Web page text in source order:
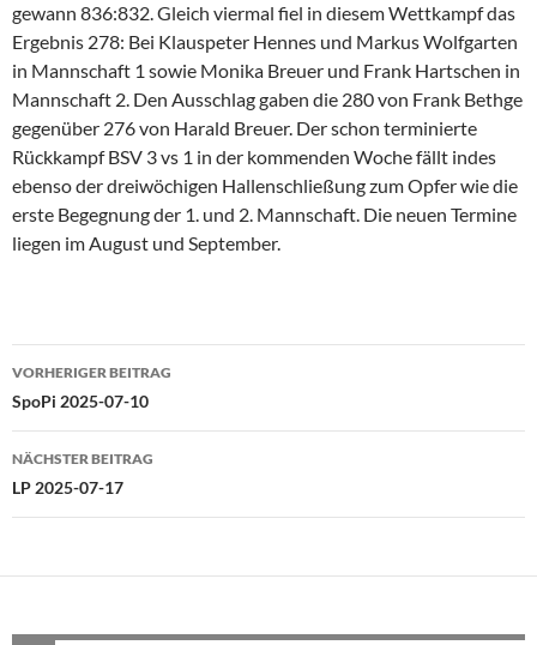
gewann 836:832. Gleich viermal fiel in diesem Wettkampf das
Ergebnis 278: Bei Klauspeter Hennes und Markus Wolfgarten
in Mannschaft 1 sowie Monika Breuer und Frank Hartschen in
Mannschaft 2. Den Ausschlag gaben die 280 von Frank Bethge
gegenüber 276 von Harald Breuer. Der schon terminierte
Rückkampf BSV 3 vs 1 in der kommenden Woche fällt indes
ebenso der dreiwöchigen Hallenschließung zum Opfer wie die
erste Begegnung der 1. und 2. Mannschaft. Die neuen Termine
liegen im August und September.
Beitragsnavigation
VORHERIGER BEITRAG
SpoPi 2025-07-10
NÄCHSTER BEITRAG
LP 2025-07-17